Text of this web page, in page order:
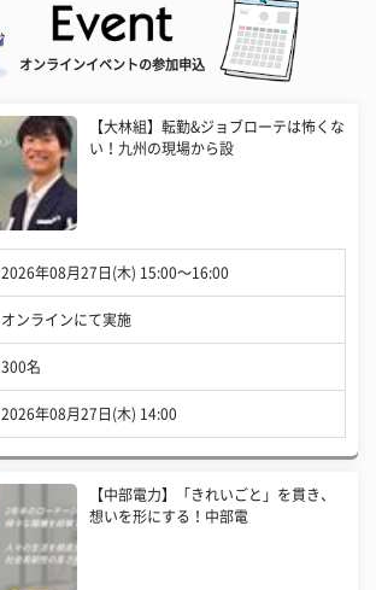
オンラインイベントの参加申込
【大林組】転勤&ジョブローテは怖くな
い！九州の現場から設
2026年08月27日(木) 15:00〜16:00
オンラインにて実施
300名
2026年08月27日(木) 14:00
【中部電力】「きれいごと」を貫き、
想いを形にする！中部電